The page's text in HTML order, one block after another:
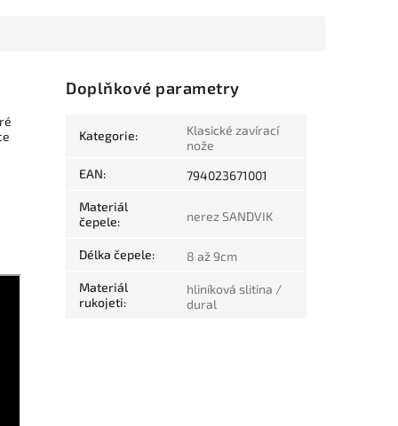
Doplňkové parametry
Kategorie:
Klasické zavírací
nože
EAN: 794023671001
Materiál
čepele: nerez SANDVIK
Délka čepele: 8 až 9cm
Materiál
rukojeti:
hliníková slitina /
dural